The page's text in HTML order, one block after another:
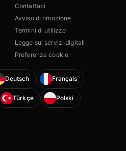
Contattaci
Avviso di rimozione
Termini di utilizzo
Legge sui servizi digitali
Preferenze cookie
Deutsch Français
Türkçe Polski